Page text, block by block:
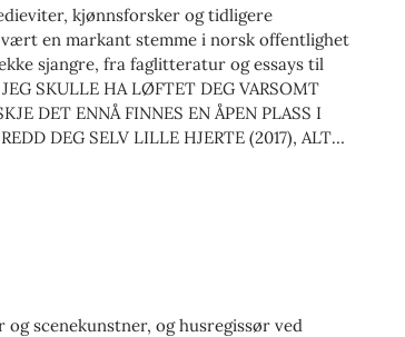
scenekunstner, og husregissør ved
kjønnsforsker og tidligere
en markant stemme i norsk offentlighet
sjangre, fra faglitteratur og essays til
SKULLE HA LØFTET DEG VARSOMT
DET ENNÅ FINNES EN ÅPEN PLASS I
DEG SELV LILLE HJERTE (2017), ALT